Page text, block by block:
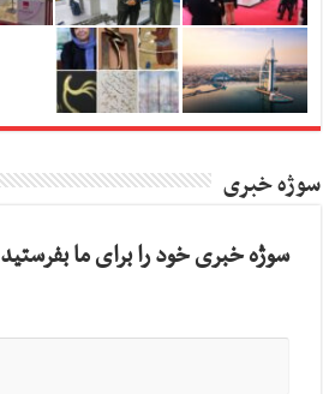
سوژه خبری
سوژه خبری خود را برای ما بفرستید